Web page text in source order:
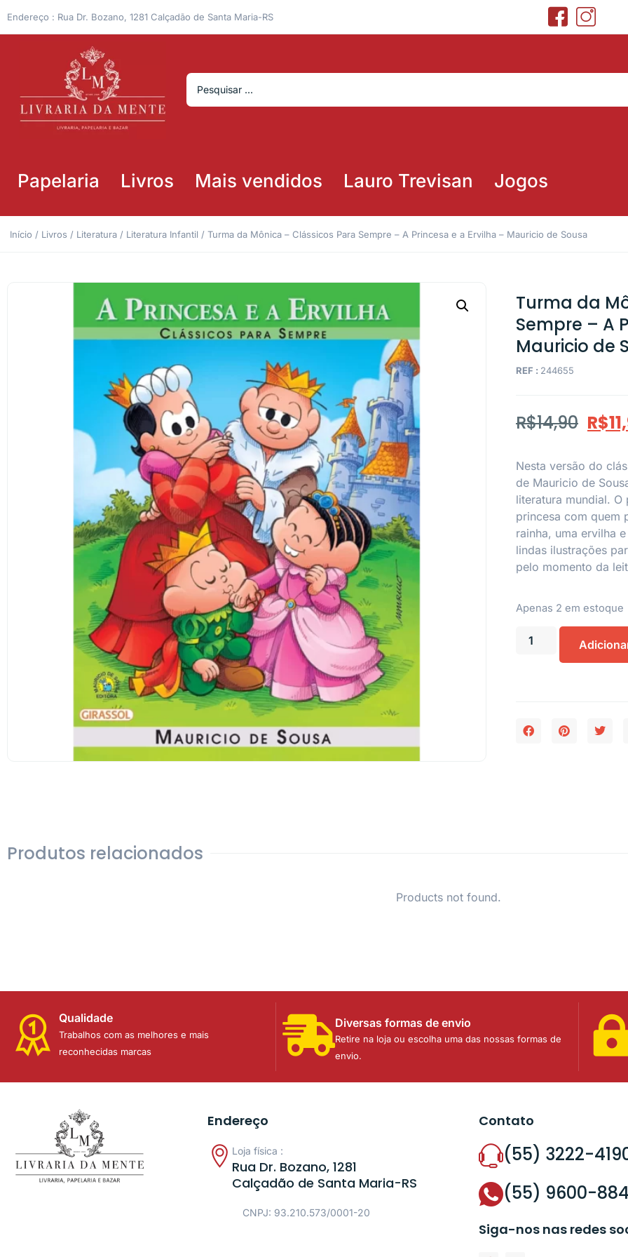
Endereço : Rua Dr. Bozano, 1281 Calçadão de Santa Maria-RS
Papelaria Livros Mais vendidos Lauro Trevisan Jogos
Início / Livros / Literatura / Literatura Infantil / Turma da Mônica – Clássicos Para Sempre – A Princesa e a Ervilha – Mauricio de Sousa
Turma da
Sempre – A
Mauricio de
REF : 244655
R$14,90 R$
Nesta versão do
de Mauricio de
literatura mundial.
princesa com quem
rainha, uma ervilha
lindas ilustrações
pelo momento da
Apenas 2 em estoque
Produtos relacionados
Products not found.
Qualidade
Trabalhos com as melhores e mais
reconhecidas marcas
Diversas formas de envio
Retire na loja ou escolha uma das nossas formas de
envio.
Endereço
Loja física :
Rua Dr. Bozano, 1281
Calçadão de Santa Maria-RS
CNPJ: 93.210.573/0001-20
Contato
(55) 3222-
(55) 9600-
Siga-nos nas redes